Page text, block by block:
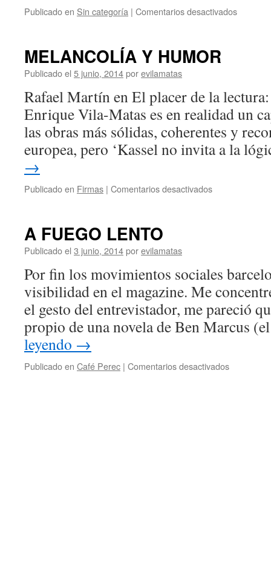
Publicado en Sin categoría | Comentarios desactivados
MELANCOLÍA Y HUMOR
Publicado el 5 junio, 2014porevilamatas
Rafael Martín en El placer de la
Enrique Vila-Matas es en realidad un
las obras más sólidas, coherentes y
europea, pero ‘Kassel no invita a la
→
Publicado en Firmas | Comentarios desactivados
A FUEGO LENTO
Publicado el 3 junio, 2014porevilamatas
Por fin los movimientos sociales
visibilidad en el magazine. Me
el gesto del entrevistador, me pareció
propio de una novela de Ben Marcus
leyendo →
Publicado en Café Perec | Comentarios desactivados